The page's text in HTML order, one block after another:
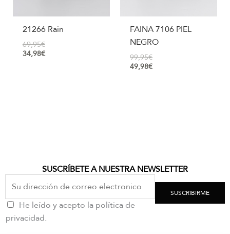
21266 Rain
69,95€
34,98€
FAINA 7106 PIEL
NEGRO
99,95€
49,98€
SUSCRÍBETE A NUESTRA NEWSLETTER
He leído y acepto la política de
privacidad.
SUSCRIBIRME